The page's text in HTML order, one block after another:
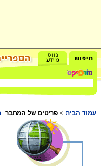
עמוד הבית > פריטים של המחבר